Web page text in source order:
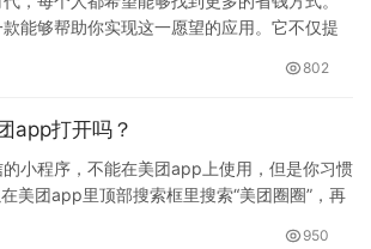
能够帮助你实现这一愿望的应用。它不仅提
802
app打开吗？
小程序，不能在美团app上使用，但是你习惯
美团app里顶部搜索框里搜索“美团圈圈”，再
950